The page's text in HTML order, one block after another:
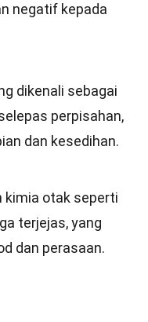
negatif kepada
dikenali sebagai
perpisahan,
dan kesedihan.
kimia otak seperti
terjejas, yang
dan perasaan.